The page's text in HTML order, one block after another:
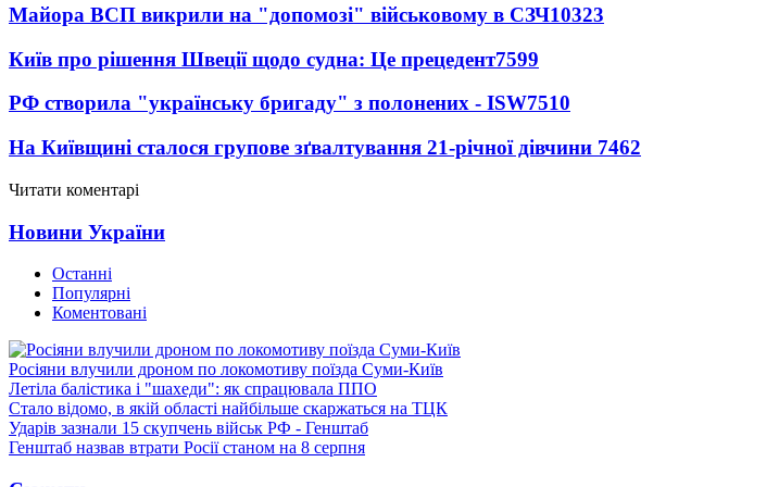
Майора ВСП викрили на "допомозі" військовому в СЗЧ10323
Київ про рішення Швеції щодо судна: Це прецедент7599
РФ створила "українську бригаду" з полонених - ISW7510
На Київщині сталося групове зґвалтування 21-річної дівчини 7462
Читати коментарі
Новини України
Останні
Популярні
Коментовані
Росіяни влучили дроном по локомотиву поїзда Суми-Київ
Летіла балістика і "шахеди": як спрацювала ППО
Стало відомо, в якій області найбільше скаржаться на ТЦК
Ударів зазнали 15 скупчень військ РФ - Генштаб
Генштаб назвав втрати Росії станом на 8 серпня